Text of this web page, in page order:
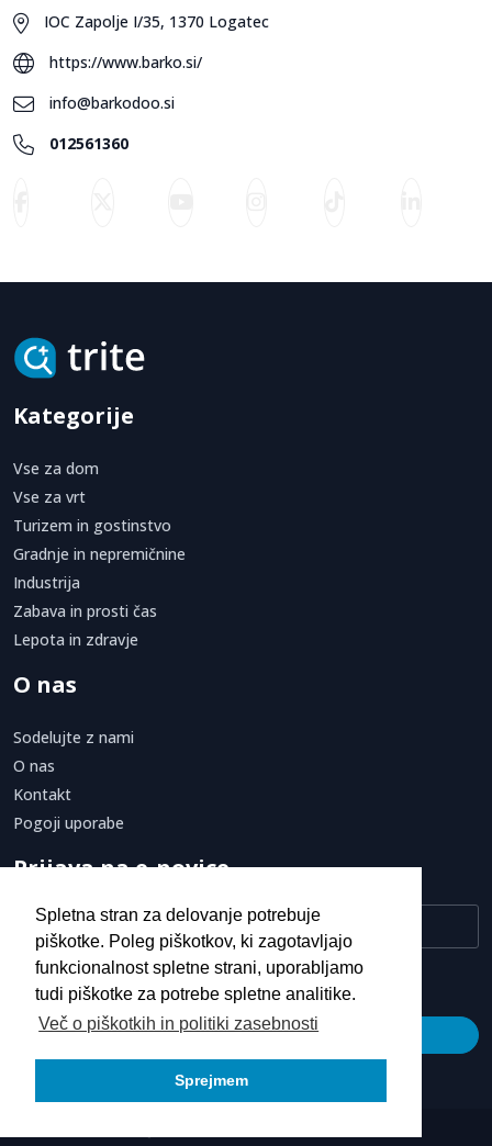
Spletna stran za delovanje potrebuje
piškotke. Poleg piškotkov, ki zagotavljajo
funkcionalnost spletne strani, uporabljamo
tudi piškotke za potrebe spletne analitike.
Več o piškotkih in politiki zasebnosti
Sprejmem
IOC Zapolje I/35, 1370 Logatec
https://www.barko.si/
info@barkodoo.si
012561360
Kategorije
Vse za dom
Vse za vrt
Turizem in gostinstvo
Gradnje in nepremičnine
Industrija
Zabava in prosti čas
Lepota in zdravje
O nas
Sodelujte z nami
O nas
Kontakt
Pogoji uporabe
Prijava na e-novice
Strinjam se s pogoji uporabe.
Prijava